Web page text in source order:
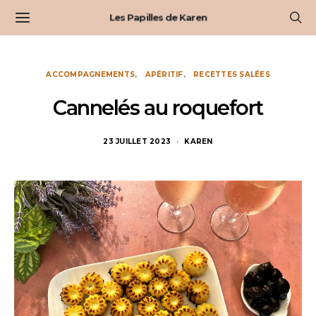
Les Papilles de Karen
ACCOMPAGNEMENTS APÉRITIF RECETTES SALÉES
Cannelés au roquefort
23 JUILLET 2023 KAREN